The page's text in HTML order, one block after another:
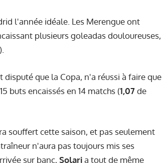
l'année idéale. Les Merengue ont
plusieurs goleadas douloureuses,
que la Copa, n'a réussi à faire que
buts encaissés en 14 matchs (1,07de
souffert cette saison, et pas seulement
n'aura pas toujours mis ses
sur banc, Solaria tout de même